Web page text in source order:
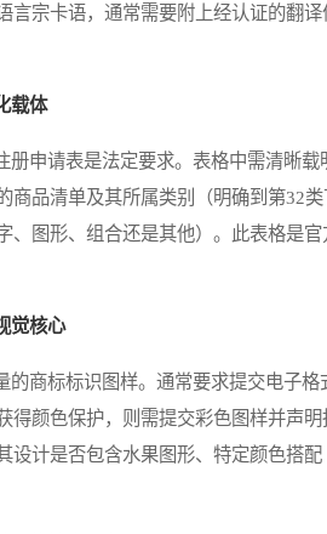
言宗卡语，通常需要附上经认证的翻
载体
申请表是法定要求。表格中需清晰载
商品清单及其所属类别（明确到第32
、图形、组合还是其他）。此表格是
觉核心
商标标识图样。通常要求提交电子格
得颜色保护，则需提交彩色图样并声
设计是否包含水果图形、特定颜色搭